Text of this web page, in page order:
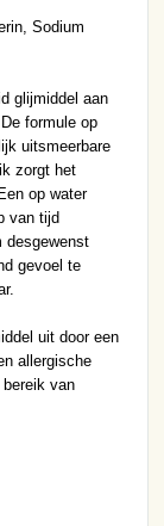
Sodium
glijmiddel aan
formule op
uitsmeerbare
zorgt het
op water
van tijd
desgewenst
gevoel te
uit door een
allergische
van